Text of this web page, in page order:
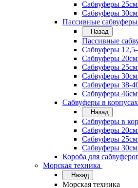
Сабвуферы
Сабвуферы
Пассивные сабвуферы
Назад
Пассивные
Сабвуферы
Сабвуферы
Сабвуферы
Сабвуферы
Сабвуферы 38-
Сабвуферы
Сабвуферы в корпусах
Назад
Сабвуферы в
Сабвуферы
Сабвуферы
Сабвуферы
Короба для
Морская техника
Назад
Морская техника